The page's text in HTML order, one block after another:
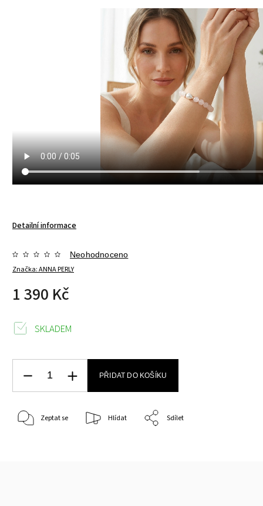
Detailní informace
Značka:ANNA PERLY
Neohodnoceno
1 390 Kč
SKLADEM
PŘIDAT DO KOŠÍKU
Zeptat se Hlídat Sdílet